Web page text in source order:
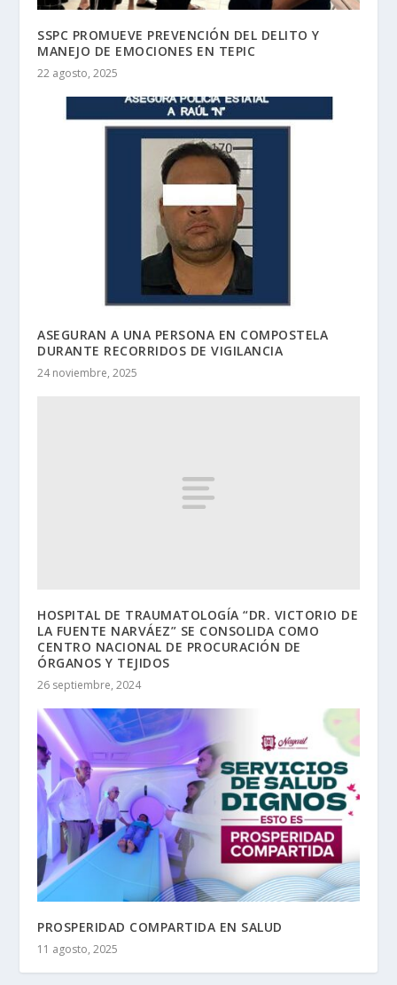
SSPC PROMUEVE PREVENCIÓN DEL DELITO Y
MANEJO DE EMOCIONES EN TEPIC
22 agosto, 2025
ASEGURAN A UNA PERSONA EN COMPOSTELA
DURANTE RECORRIDOS DE VIGILANCIA
24 noviembre, 2025
HOSPITAL DE TRAUMATOLOGÍA “DR. VICTORIO DE
LA FUENTE NARVÁEZ” SE CONSOLIDA COMO
CENTRO NACIONAL DE PROCURACIÓN DE
ÓRGANOS Y TEJIDOS
26 septiembre, 2024
PROSPERIDAD COMPARTIDA EN SALUD
11 agosto, 2025